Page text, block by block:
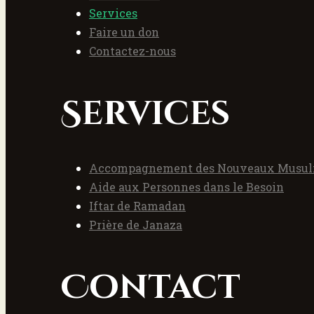
Services
Faire un don
Contactez-nous
Services
Accompagnement des Nouveaux
Aide aux Personnes dans le Besoin
Iftar de Ramadan
Prière de Janaza
Contact